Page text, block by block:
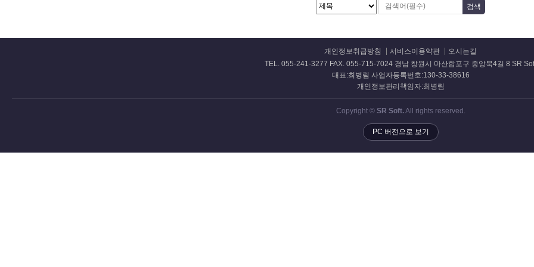
개인정보취급방침 서비스이용약관
오시는길
TEL. 055-241-3277 FAX. 055-715-7024 경남 창원시 마산합포구 중앙북4길 8 SR
대표:최병림 사업자등록번호:130-33-38616
개인정보관리책임자:최병림
Copyright © SR Soft.All rights reserved.
PC 버전으로 보기